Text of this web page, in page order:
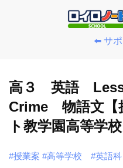
⬅️ サ
高３ 英語
Crime 物語文【
ト教学園高等学
#授業案 #高等学校 #英語科